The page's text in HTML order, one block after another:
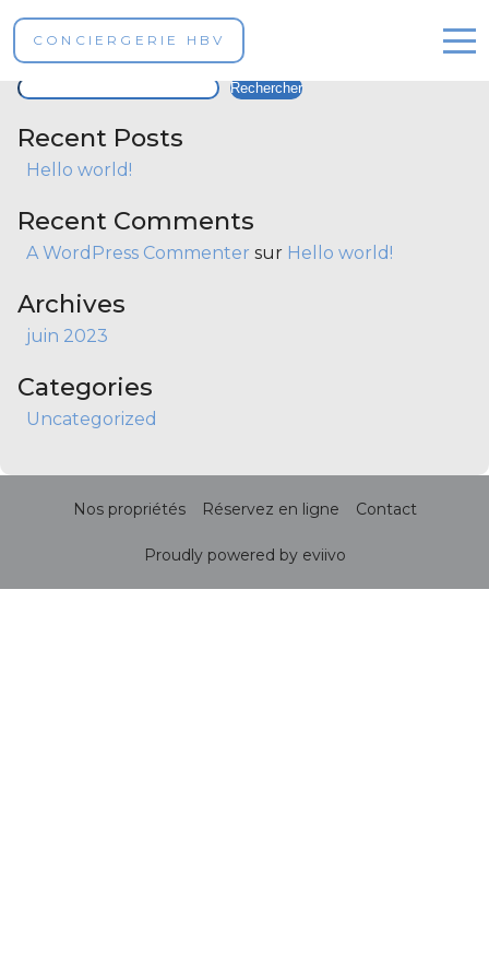
CONCIERGERIE HBV
Nos propriétés
Réservez en ligne
Contact
Property Type :
Rechercher
Rechercher
Recent Posts
Hello world!
Recent Comments
A WordPress Commenter sur Hello world!
Archives
juin 2023
Categories
Uncategorized
Nos propriétés Réservez en ligne Contact
Proudly powered by eviivo